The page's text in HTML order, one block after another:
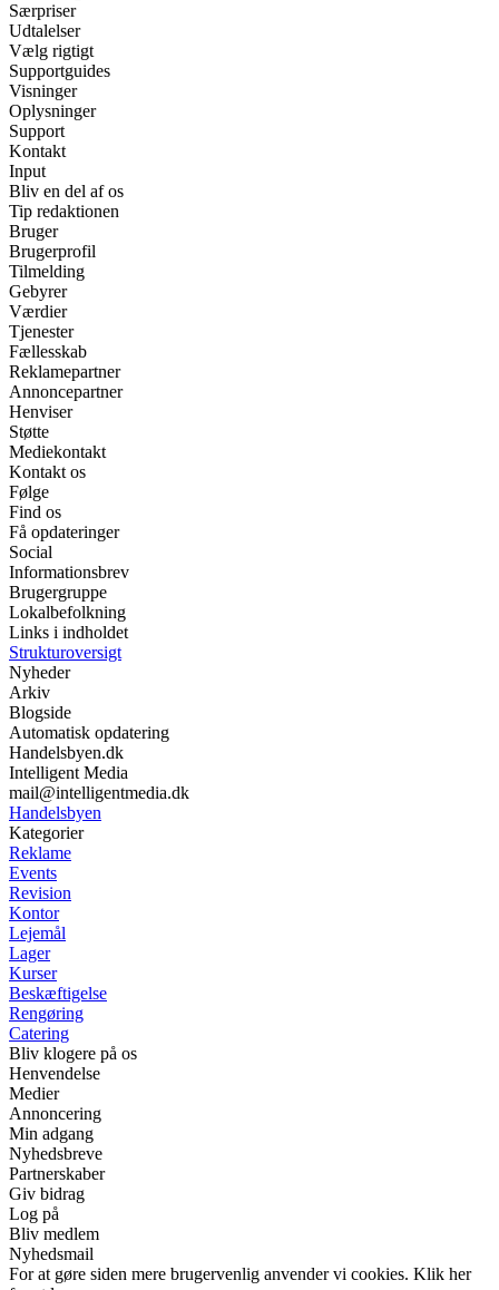
Særpriser
Udtalelser
Vælg rigtigt
Supportguides
Visninger
Oplysninger
Support
Kontakt
Input
Bliv en del af os
Tip redaktionen
Bruger
Brugerprofil
Tilmelding
Gebyrer
Værdier
Tjenester
Fællesskab
Reklamepartner
Annoncepartner
Henviser
Støtte
Mediekontakt
Kontakt os
Følge
Find os
Få opdateringer
Social
Informationsbrev
Brugergruppe
Lokalbefolkning
Links i indholdet
Strukturoversigt
Nyheder
Arkiv
Blogside
Automatisk opdatering
Handelsbyen.dk
Intelligent Media
mail@intelligentmedia.dk
Handelsbyen
Kategorier
Reklame
Events
Revision
Kontor
Lejemål
Lager
Kurser
Beskæftigelse
Rengøring
Catering
Bliv klogere på os
Henvendelse
Medier
Annoncering
Min adgang
Nyhedsbreve
Partnerskaber
Giv bidrag
Log på
Bliv medlem
Nyhedsmail
For at gøre siden mere brugervenlig anvender vi cookies. Klik her